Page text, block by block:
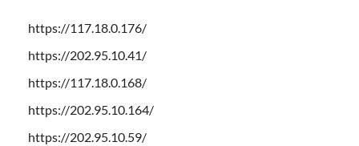
https://117.18.0.176/
https://202.95.10.41/
https://117.18.0.168/
https://202.95.10.164/
https://202.95.10.59/